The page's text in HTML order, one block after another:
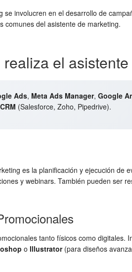
involucren en el desarrollo de
comunes del asistente de marketing.
el
Ads, Meta Ads Manager, Google
CRM (Salesforce, Zoho, Pipedrive).
es la planificación y ejecución
y webinars. También pueden ser
tanto físicos como
o Illustrator(para diseños